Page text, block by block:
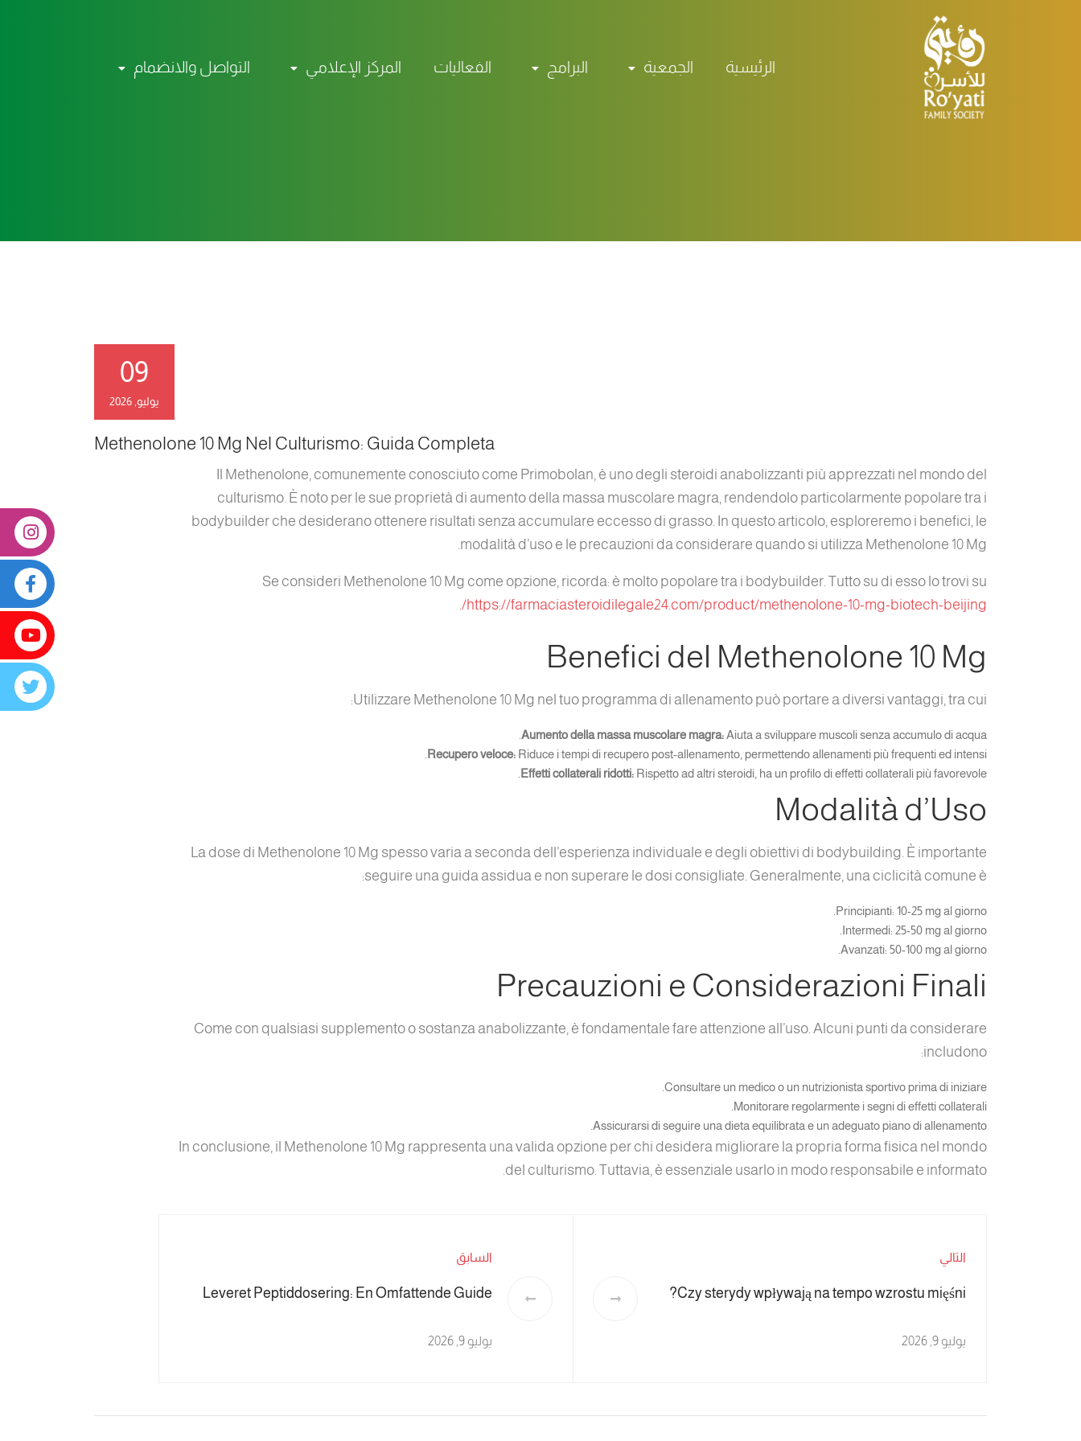
الرئيسية الجمعية البرامج الفعاليات المركز الإعلامي التواصل والانضمام
Methenolone 10 Mg Nel Culturismo: Guida Completa
09
يوليو, 2026
Il Methenolone, comunemente conosciuto come Primobolan, è uno degli steroidi anabolizzanti più apprezzati nel mondo del
culturismo. È noto per le sue proprietà di aumento della massa muscolare magra, rendendolo particolarmente popolare tra i
bodybuilder che desiderano ottenere risultati senza accumulare eccesso di grasso. In questo articolo, esploreremo i benefici, le
modalità d’uso e le precauzioni da considerare quando si utilizza Methenolone 10 Mg.
Se consideri Methenolone 10 Mg come opzione, ricorda: è molto popolare tra i bodybuilder. Tutto su di esso lo trovi su
https://farmaciasteroidilegale24.com/product/methenolone-10-mg-biotech-beijing/
.
Benefici del Methenolone 10 Mg
Utilizzare Methenolone 10 Mg nel tuo programma di allenamento può portare a diversi vantaggi, tra cui:
Aumento della massa muscolare magra:Aiuta a sviluppare muscoli senza accumulo di acqua.
Recupero veloce: Riduce i tempi di recupero post-allenamento, permettendo allenamenti più frequenti ed intensi.
Effetti collaterali ridotti: Rispetto ad altri steroidi, ha un profilo di effetti collaterali più favorevole.
Modalità d’Uso
La dose di Methenolone 10 Mg spesso varia a seconda dell’esperienza individuale e degli obiettivi di bodybuilding. È importante
seguire una guida assidua e non superare le dosi consigliate. Generalmente, una ciclicità comune è:
Principianti: 10-25 mg al giorno.
Intermedi: 25-50 mg al giorno.
Avanzati: 50-100 mg al giorno.
Precauzioni e Considerazioni Finali
Come con qualsiasi supplemento o sostanza anabolizzante, è fondamentale fare attenzione all’uso. Alcuni punti da considerare
includono:
Consultare un medico o un nutrizionista sportivo prima di iniziare.
Monitorare regolarmente i segni di effetti collaterali.
Assicurarsi di seguire una dieta equilibrata e un adeguato piano di allenamento.
In conclusione, il Methenolone 10 Mg rappresenta una valida opzione per chi desidera migliorare la propria forma fisica nel mondo
del culturismo. Tuttavia, è essenziale usarlo in modo responsabile e informato.
السابق
Leveret Peptiddosering: En Omfattende Guide
يوليو 9, 2026
التالي
Czy sterydy wpływają na tempo wzrostu mięśni?
يوليو 9, 2026